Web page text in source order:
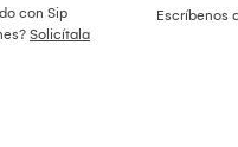
con Sip
Solicítala
Escríbenos